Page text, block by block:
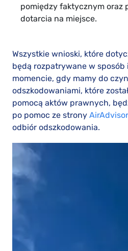
pomiędzy faktycznym oraz
dotarcia na miejsce.
Wszystkie wnioski, które
będą rozpatrywane w sposób
momencie, gdy mamy do
odszkodowaniami, które
pomocą aktów prawnych,
po pomoc ze strony AirAdvisor
odbiór odszkodowania.